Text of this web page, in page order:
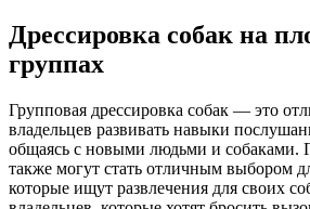
Дрессировка собак на
группах
Групповая дрессировка собак — это
владельцев развивать навыки
общаясь с новыми людьми и собаками.
также могут стать отличным выбором
которые ищут развлечения для своих